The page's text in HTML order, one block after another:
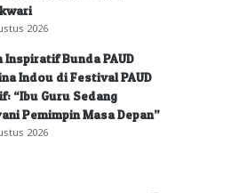
2026
Inspiratif Bunda PAUD
Indou di Festival PAUD
“Ibu Guru Sedang
Pemimpin Masa Depan”
2026